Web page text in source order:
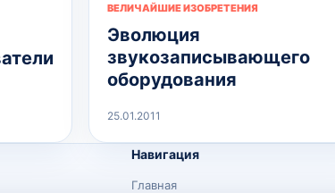
ВЕЛИЧАЙШИЕ ИЗОБРЕТЕНИЯ
Эволюция
звукозаписывающего
оборудования
25.01.2011
Навигация
Главная